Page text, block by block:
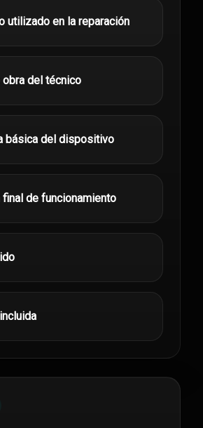
utilizado en la reparación
del técnico
básica del dispositivo
de funcionamiento